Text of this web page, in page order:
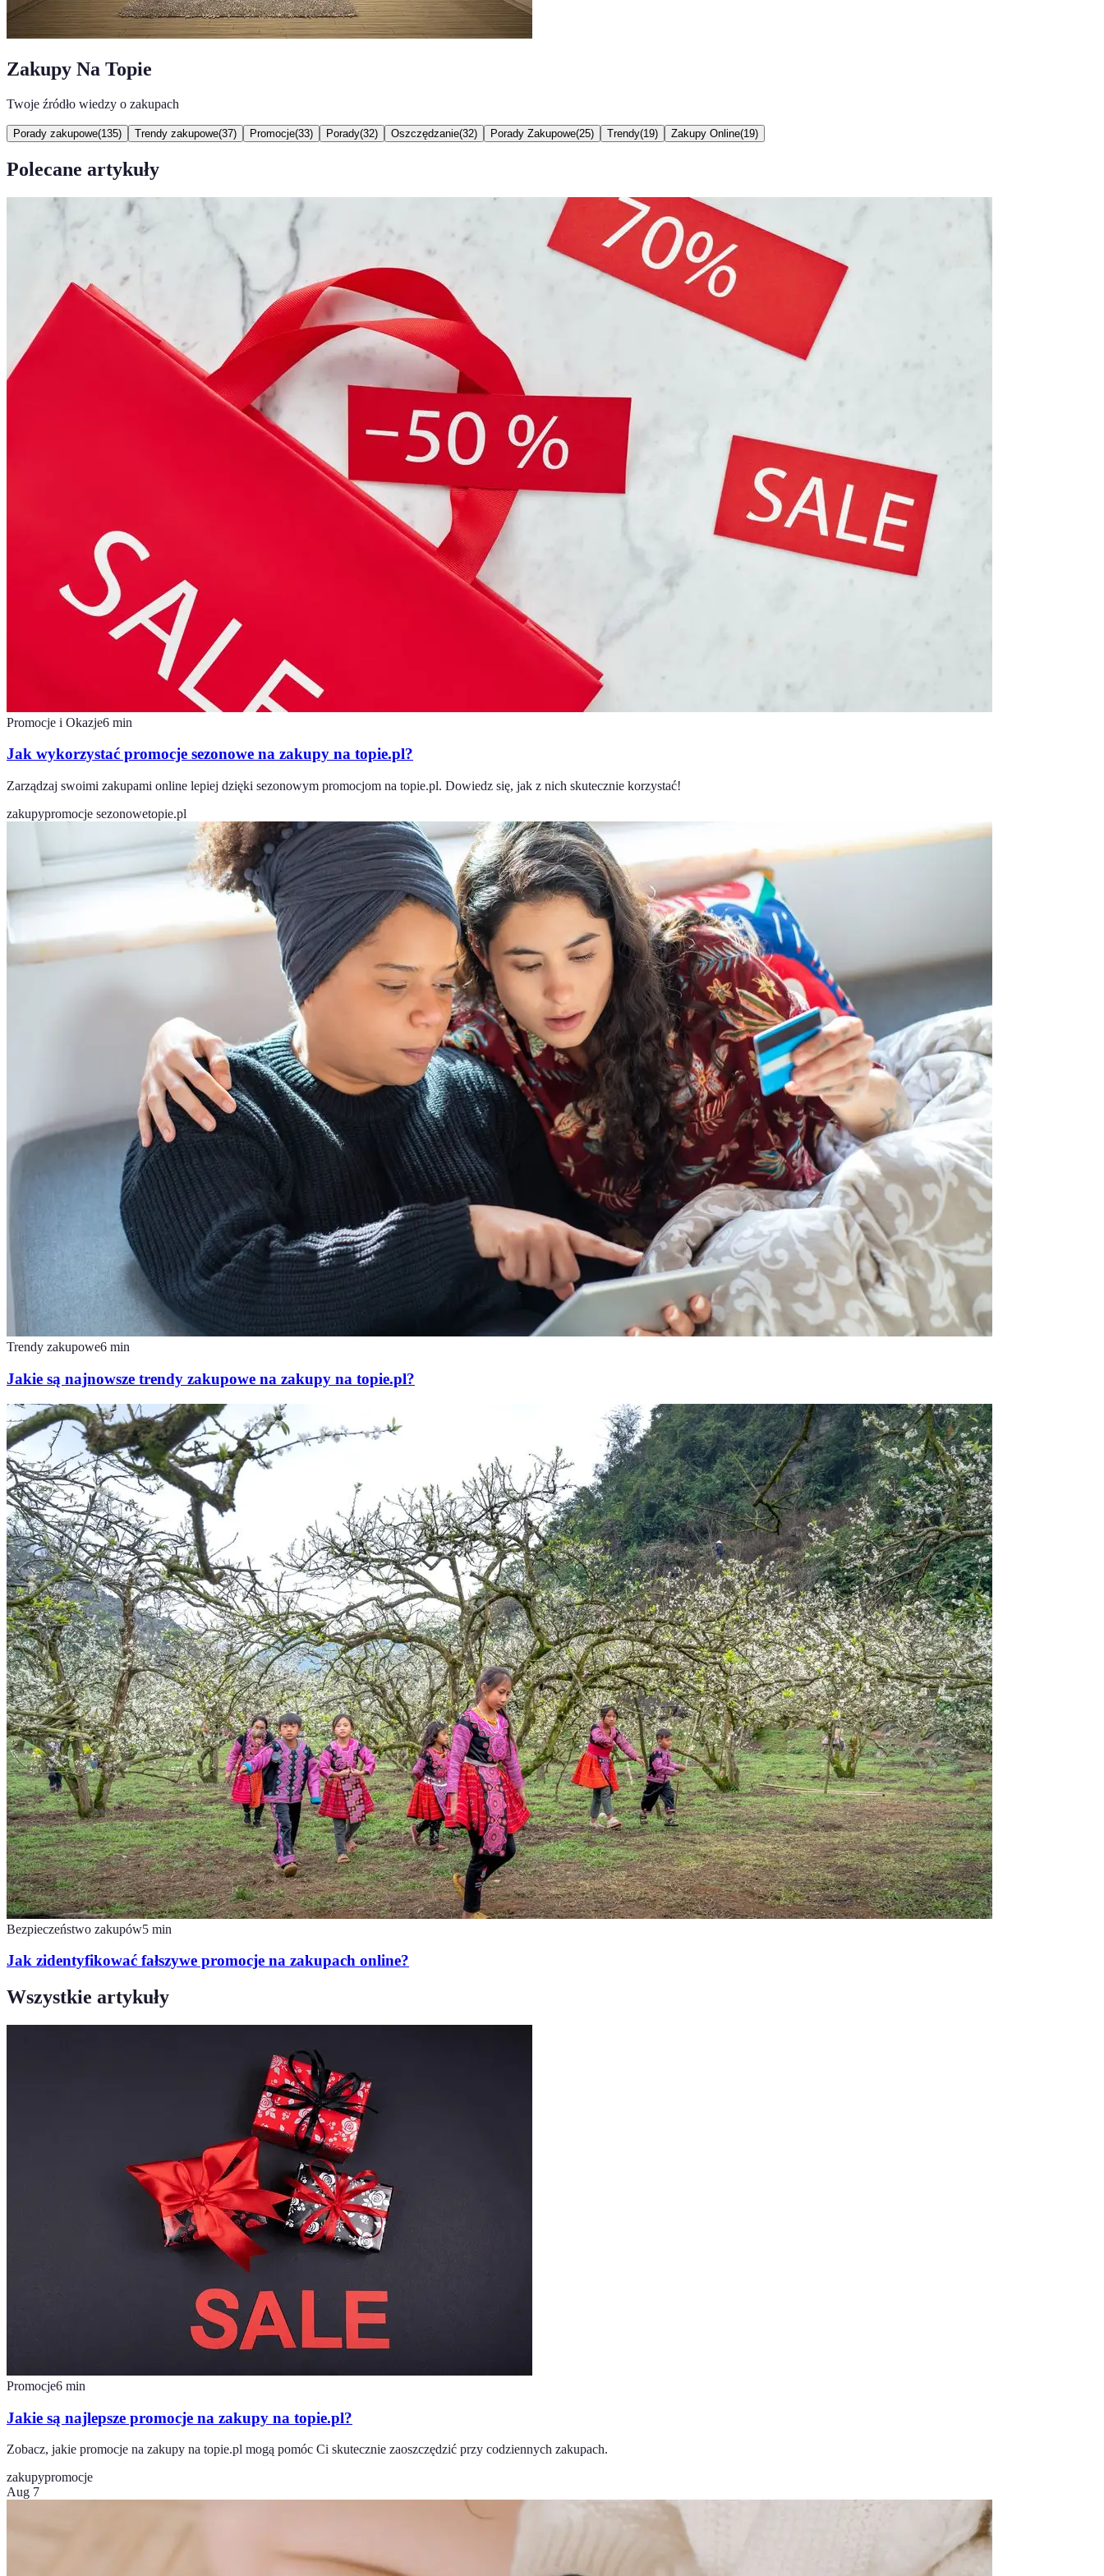
Zakupy Na Topie
Twoje źródło wiedzy o zakupach
Porady zakupowe(135) Trendy zakupowe(37) Promocje(33) Porady(32) Oszczędzanie(32) Porady Zakupowe(25) Trendy(19) Zakupy Online(19)
Polecane artykuły
Promocje i Okazje6 min
Jak wykorzystać promocje sezonowe na zakupy na topie.pl?
Zarządzaj swoimi zakupami online lepiej dzięki sezonowym promocjom na topie.pl. Dowiedz się, jak z nich skutecznie korzystać!
zakupypromocje sezonowetopie.pl
Trendy zakupowe6 min
Jakie są najnowsze trendy zakupowe na zakupy na topie.pl?
Bezpieczeństwo zakupów5 min
Jak zidentyfikować fałszywe promocje na zakupach online?
Wszystkie artykuły
Promocje6 min
Jakie są najlepsze promocje na zakupy na topie.pl?
Zobacz, jakie promocje na zakupy na topie.pl mogą pomóc Ci skutecznie zaoszczędzić przy codziennych zakupach.
zakupypromocje
Aug 7